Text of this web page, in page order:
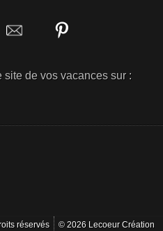
site de vos vacances sur :
réservés © 2026 Lecoeur Création